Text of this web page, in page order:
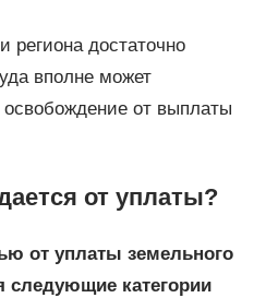
достаточно
вполне может
освобождение от выплаты
от уплаты?
от уплаты земельного
следующие категории